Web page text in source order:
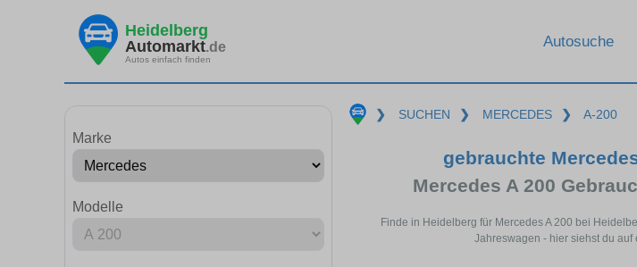
Heidelberg
Automarkt.de
Autos einfach finden
Autosuche
Marke
Modelle
❯ SUCHEN ❯ MERCEDES ❯ A-200
gebrauchte
Mercedes A 200
Finde in Heidelberg für Mercedes A 200 bei
Jahreswagen - hier siehst du